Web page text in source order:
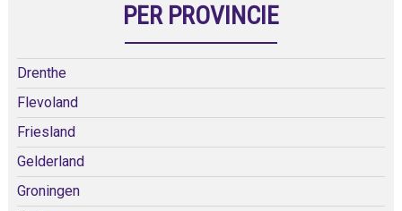
PER PROVINCIE
Drenthe
Flevoland
Friesland
Gelderland
Groningen